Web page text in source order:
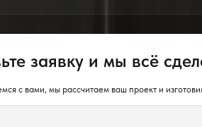
заявку и мы всё
с вами, мы рассчитаем ваш проект и